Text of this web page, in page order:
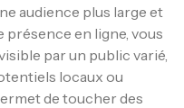
audience plus large et
en ligne, vous
par un public varié,
locaux ou
de toucher des